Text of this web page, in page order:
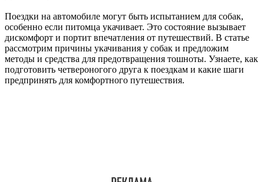
Поездки на автомобиле могут быть испытанием для собак,
особенно если питомца укачивает. Это состояние вызывает
дискомфорт и портит впечатления от путешествий. В статье
рассмотрим причины укачивания у собак и предложим
методы и средства для предотвращения тошноты. Узнаете, как
подготовить четвероногого друга к поездкам и какие шаги
предпринять для комфортного путешествия.